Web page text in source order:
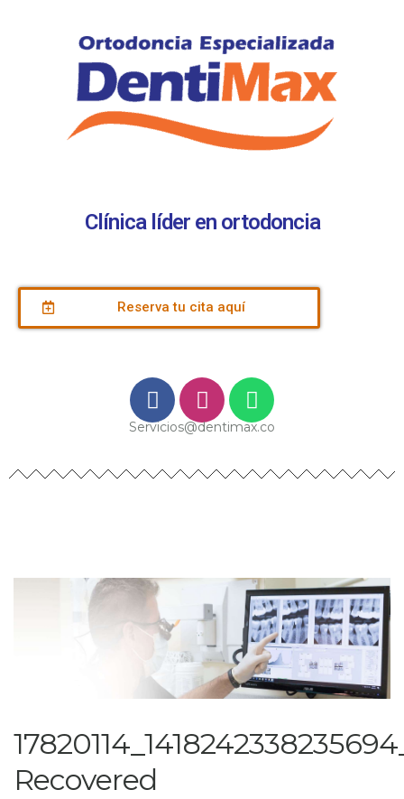
Clínica líder en ortodoncia
Reserva tu cita aquí
Servicios@dentimax.co
Recovered